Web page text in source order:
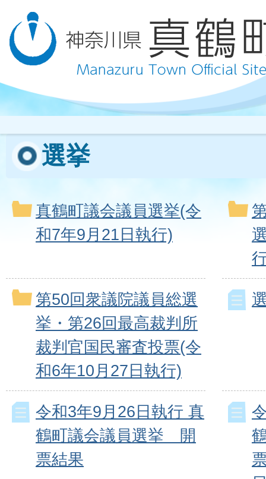
選挙
真鶴町議会議員選挙(令
和7年9月21日執行)
第50回衆議院議員総選
挙・第26回最高裁判所
裁判官国民審査投票(令
和6年10月27日執行)
令和3年9月26日執行 真
鶴町議会議員選挙 開
票結果